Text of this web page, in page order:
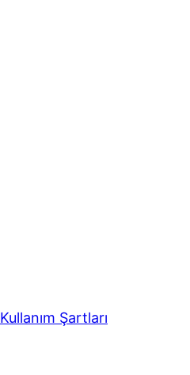
Kullanım Şartları